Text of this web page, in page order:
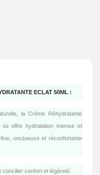
ECLAT 50ML :
la Crème Réhydratante
offrir hydratation intense et
onctueuse et réconfortante
confort et légèreté.